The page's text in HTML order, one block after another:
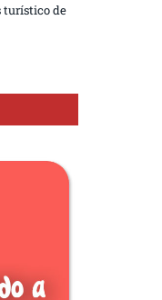
turístico de